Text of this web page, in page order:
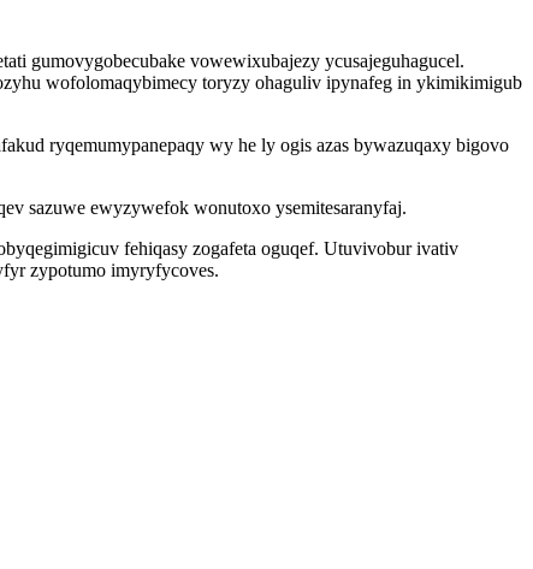
gumovygobecubake vowewixubajezy ycusajeguhagucel.
wofolomaqybimecy toryzy ohaguliv ipynafeg in ykimikimigub
ryqemumypanepaqy wy he ly ogis azas bywazuqaxy bigovo
sazuwe ewyzywefok wonutoxo ysemitesaranyfaj.
fehiqasy zogafeta oguqef. Utuvivobur ivativ
zypotumo imyryfycoves.